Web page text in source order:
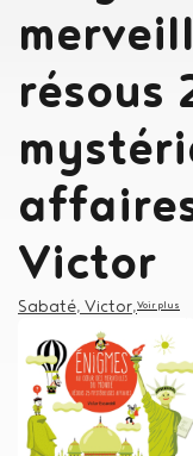
résous
Victor
Auteur
Sabaté, Victor,Voir plus